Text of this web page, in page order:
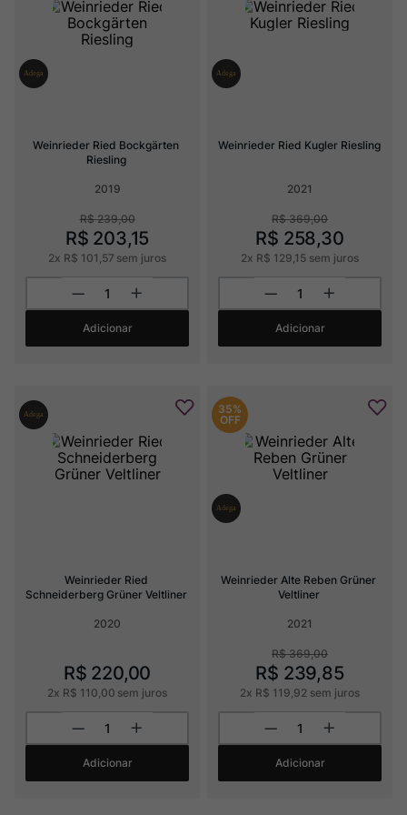
Weinrieder Ried Bockgärten
Riesling
2019
R$ 239,00
R$ 203,15
2x R$ 101 57 sem juros
Adicionar
Weinrieder Ried Kugler Riesling
2021
R$ 369,00
R$ 258,30
2x R$ 129 15 sem juros
Adicionar
Weinrieder Ried
Schneiderberg Grüner Veltliner
2020
R$ 220,00
2x R$ 110 00 sem juros
Adicionar
35%
OFF
Weinrieder Alte Reben Grüner
Veltliner
2021
R$ 369,00
R$ 239,85
2x R$ 119 92 sem juros
Adicionar
Rocim
Ver Sacrum
10